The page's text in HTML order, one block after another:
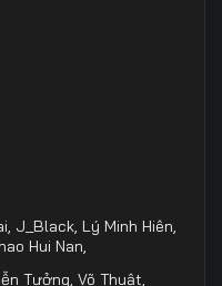
, J_Black, Lý Minh Hiên,
Hui Nan,
Tưởng, Võ Thuật,